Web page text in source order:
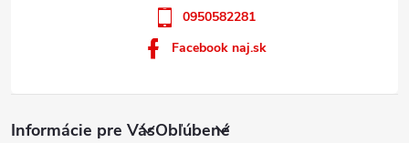
Informácie pre VásObľúbené
0950582281
Facebook naj.sk